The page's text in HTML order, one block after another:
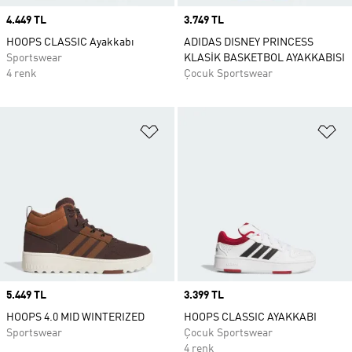
Price
4.449 TL
HOOPS CLASSIC Ayakkabı
Sportswear
4 renk
Price
3.749 TL
ADIDAS DISNEY PRINCESS
KLASİK BASKETBOL AYAKKABISI
Çocuk Sportswear
Price
5.449 TL
HOOPS 4.0 MID WINTERIZED
Sportswear
Price
3.399 TL
HOOPS CLASSIC AYAKKABI
Çocuk Sportswear
4 renk